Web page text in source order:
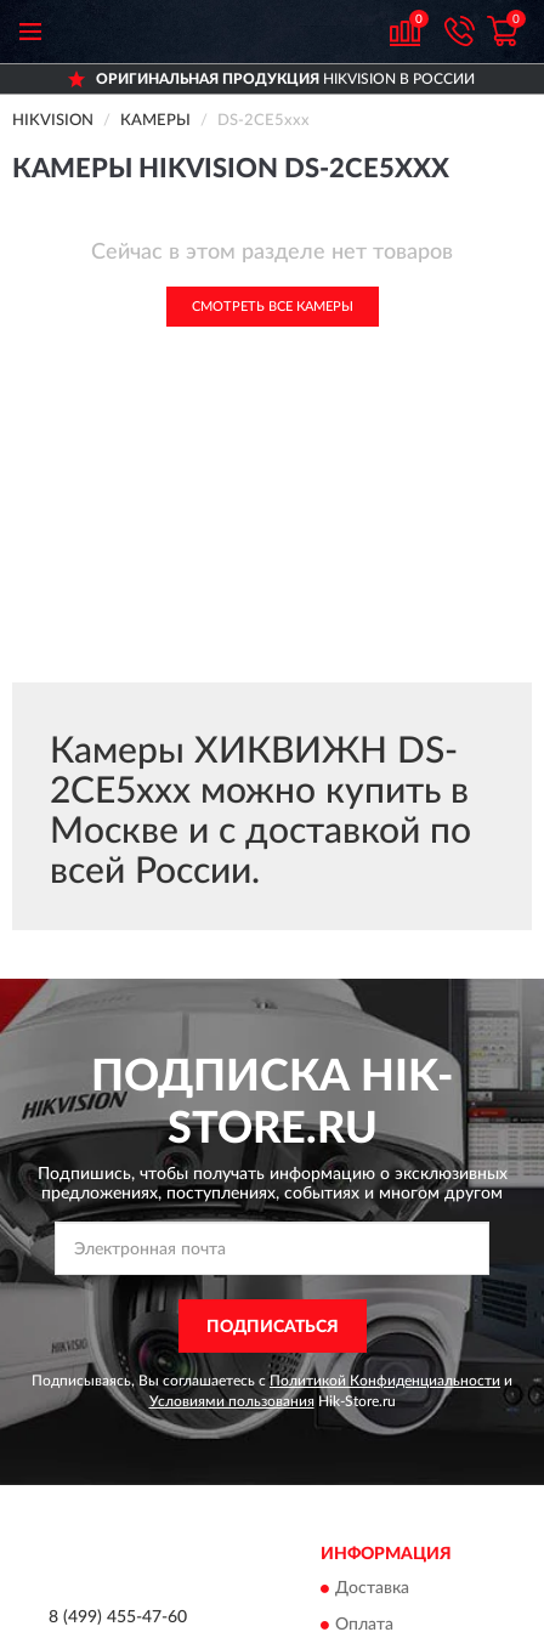
0 0
ОРИГИНАЛЬНАЯ ПРОДУКЦИЯ HIKVISION В РОССИИ
HIKVISION КАМЕРЫ DS-2CE5ххх
КАМЕРЫ HIKVISION DS-2CE5ХХХ
Сейчас в этом разделе нет товаров
СМОТРЕТЬ ВСЕ КАМЕРЫ
Камеры ХИКВИЖН DS-
2CE5ххх можно купить в
Москве и с доставкой по
всей России.
ПОДПИСКА HIK-
STORE.RU
Подпишись, чтобы получать информацию о эксклюзивных
предложениях, поступлениях, событиях и многом другом
ПОДПИСАТЬСЯ
Подписываясь, Вы соглашаетесь сПолитикой Конфиденциальности и
Условиями пользованияHik-Store.ru
8 (499) 455-47-60
ИНФОРМАЦИЯ
Доставка
Оплата